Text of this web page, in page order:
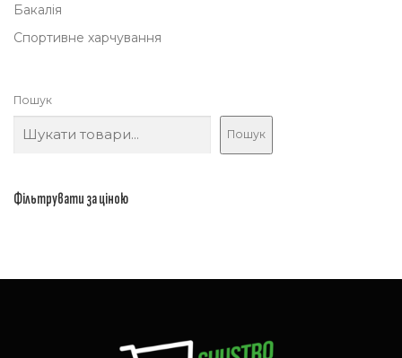
Бакалія
Спортивне харчування
Пошук
Пошук
Фільтрувати за ціною